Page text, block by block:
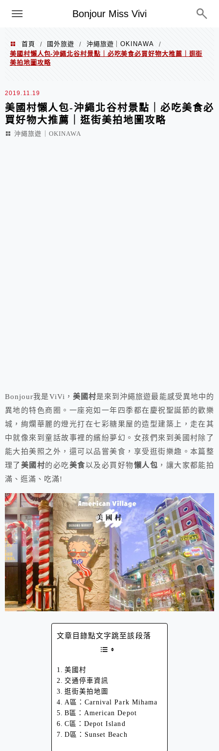
Bonjour Miss Vivi
選單
首頁 / 國外旅遊 / 沖繩旅遊｜OKINAWA
/
美國村懶人包-沖繩北谷村景點｜必吃美食必買好物大推薦｜逛街
美拍地圖攻略
2019.11.19
美國村懶人包-沖繩北谷村景點｜必吃美食必
買好物大推薦｜逛街美拍地圖攻略
沖繩旅遊｜OKINAWA
Bonjour我是ViVi， 美國村是來到沖繩旅遊最能感受異地中的
異地的特色商圈。一座宛如一年四季都在慶祝聖誕節的歡樂
城，絢爛華麗的燈光打在七彩糖果屋的造型建築上，走在其
中就像來到童話故事裡的繽紛夢幻。女孩們來到美國村除了
能大拍美照之外，還可以品嘗美食，享受逛街樂趣。本篇整
理了 美國村的必吃美食以及必買好物懶人包 ，讓大家都能拍
滿、逛滿、吃滿!
文章目錄點文字跳至該段落
美國村
交通停車資訊
逛街美拍地圖
A區：Carnival Park Mihama
B區：American Depot
C區：Depot Island
D區：Sunset Beach